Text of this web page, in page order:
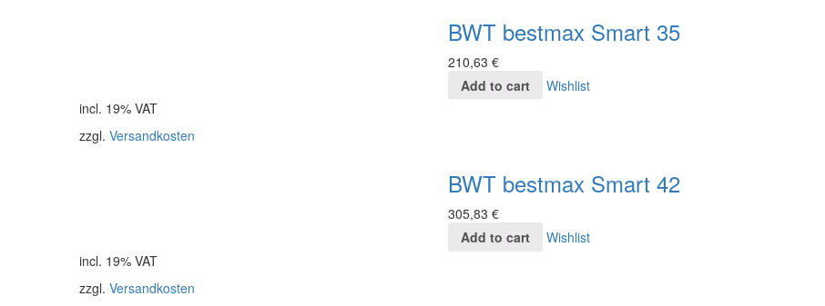
BWT bestmax Smart 35
210,63 €
Add to cart
Wishlist
incl. 19% VAT
zzgl. Versandkosten
BWT bestmax Smart 42
305,83 €
Add to cart
Wishlist
incl. 19% VAT
zzgl. Versandkosten